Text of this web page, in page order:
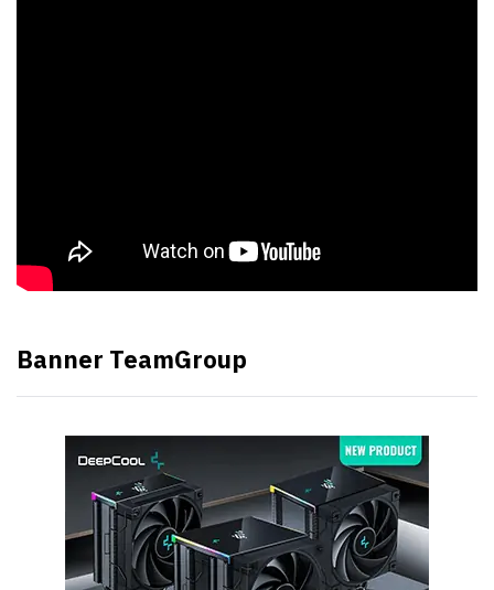
Banner TeamGroup